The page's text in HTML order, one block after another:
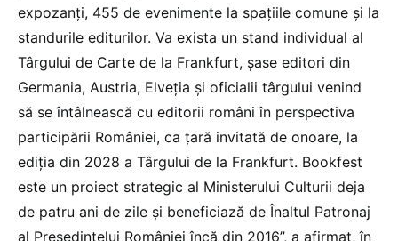
expozanți, 455 de evenimente la spațiile comune și la
standurile editurilor. Va exista un stand individual al
Târgului de Carte de la Frankfurt, șase editori din
Germania, Austria, Elveția și oficialii târgului venind
să se întâlnească cu editorii români în perspectiva
participării României, ca țară invitată de onoare, la
ediția din 2028 a Târgului de la Frankfurt. Bookfest
este un proiect strategic al Ministerului Culturii deja
de patru ani de zile și beneficiază de Înaltul Patronaj
al Președintelui României încă din 2016”, a afirmat, în